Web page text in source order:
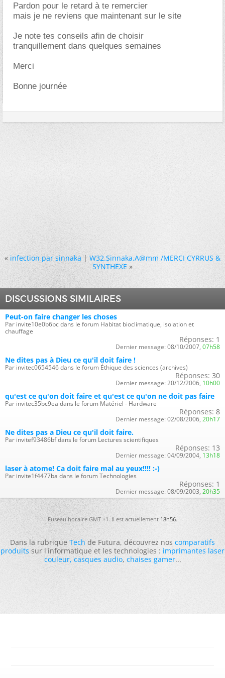
Pardon pour le retard à te remercier
mais je ne reviens que maintenant sur le site
Je note tes conseils afin de choisir
tranquillement dans quelques semaines
Merci
Bonne journée
« infection par sinnaka|W32.Sinnaka.A@mm /MERCI CYRRUS &
SYNTHEXE »
DISCUSSIONS SIMILAIRES
Peut-on faire changer les choses
Par invite10e0b6bc dans le forum Habitat bioclimatique, isolation et
chauffage
Réponses: 1
Dernier message: 08/10/2007, 07h58
Ne dites pas à Dieu ce qu'il doit faire !
Par invitec0654546 dans le forum Éthique des sciences (archives)
Réponses: 30
Dernier message: 20/12/2006, 10h00
qu'est ce qu'on doit faire et qu'est ce qu'on ne doit pas faire
Par invitec35bc9ea dans le forum Matériel - Hardware
Réponses: 8
Dernier message: 02/08/2006, 20h17
Ne dites pas a Dieu ce qu'il doit faire.
Par invitef93486bf dans le forum Lectures scientifiques
Réponses: 13
Dernier message: 04/09/2004, 13h18
laser à atome! Ca doit faire mal au yeux!!!! :-)
Par invite1f4477ba dans le forum Technologies
Réponses: 1
Dernier message: 08/09/2003, 20h35
Fuseau horaire GMT +1. Il est actuellement18h56.
Dans la rubriqueTechde Futura, découvrez noscomparatifs
produitssur l'informatique et les technologies :imprimantes laser
couleur,casques audio,chaises gamer...